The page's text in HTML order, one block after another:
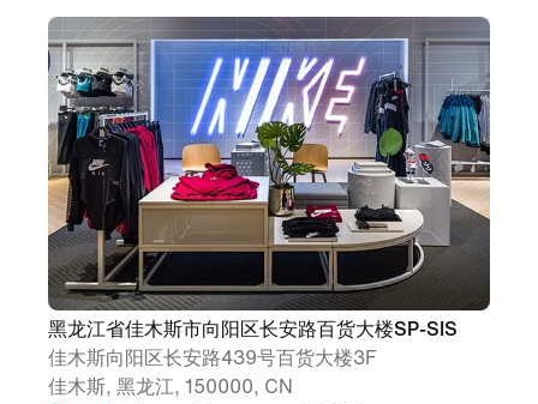
黑龙江省佳木斯市向阳区长安路百货大楼SP-SIS
佳木斯向阳区长安路439号百货大楼3F
佳木斯, 黑龙江, 150000, CN